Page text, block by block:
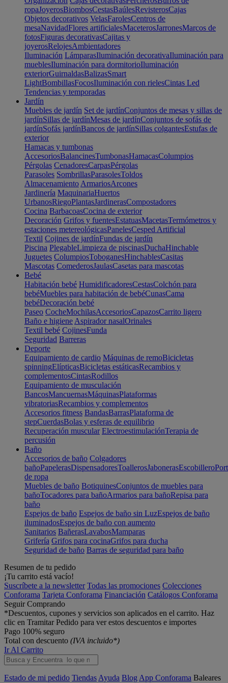
ropaJoyerosBiombosCestasBaúlesRevisterosCajas
Objetos decorativos VelasFarolesCentros de
mesaNavidadFlores artificialesMaceterosJarronesMarcos de
fotosFiguras decorativasCajitas y
joyerosRelojesAmbientadores
Iluminación LámparasIluminación decorativaIluminación para
mueblesIluminación para dormitorioIluminación
exteriorGuirnaldasBalizasSmart
LightBombillasFocosIluminación con rielesCintas Led
Tendencias y temporadas
Jardín
Muebles de jardín Set de jardínConjuntos de mesas y sillas de
jardínSillas de jardínMesas de jardínConjuntos de sofás de
jardínSofás jardínBancos de jardínSillas colgantesEstufas de
exterior
Hamacas y tumbonas
AccesoriosBalancinesTumbonasHamacasColumpios
Pérgolas CenadoresCarpasPérgolas
Parasoles SombrillasParasolesToldos
Almacenamiento ArmariosArcones
Jardinería MaquinariaHuertos
UrbanosRiegoPlantasJardinerasCompostadores
Cocina BarbacoasCocina de exterior
Decoración Grifos y fuentesEstatuasMacetasTermómetros y
estaciones metereológicasPanelesCesped Artificial
Textil Cojines de jardínFundas de jardín
Piscina PlegableLimpieza de piscinasDuchaHinchable
Juguetes ColumpiosToboganesHinchablesCasitas
Mascotas ComederosJaulasCasetas para mascotas
Bebé
Habitación bebé HumidificadoresCestasColchón para
bebéMuebles para habitación de bebéCunasCama
bebéDecoración bebé
Paseo CocheMochilasAccesoriosCapazosCarrito ligero
Baño e higiene Aspirador nasalOrinales
Textil bebé CojinesFunda
Seguridad Barreras
Deporte
Equipamiento de cardio Máquinas de remoBicicletas
spinningElípticasBicicletas estáticasRecambios y
complementosCintasRodillos
Equipamiento de musculación
BancosMancuernasMáquinasPlataformas
vibratoriasRecambios y complementos
Accesorios fitness BandasBarrasPlataforma de
stepCuerdasBolas y esferas de equilibrio
Recuperación muscular ElectroestimulaciónTerapia de
percusión
Baño
Accesorios de baño Colgadores
bañoPapelerasDispensadoresToallerosJabonerasEscobillero
de ropa
Muebles de baño BotiquinesConjuntos de muebles para
bañoTocadores para bañoArmarios para bañoRepisa para
baño
Espejos de baño Espejos de baño sin LuzEspejos de baño
iluminadosEspejos de baño con aumento
Sanitarios BañerasLavabosMamparas
Grifería Grifos para cocinaGrifos para ducha
Seguridad de baño Barras de seguridad para baño
Resumen de tu pedido
¡Tu carrito está vacío!
Suscríbete a la newsletter Todas las promociones Colecciones
Conforama Tarjeta Conforama Financiación Catálogos Conforama
Seguir Comprando
*Descuentos, cupones y servicios son aplicados en el carrito. Haz
clic en Tramitar Pedido para ver estos descuentos e importes
Pago 100% seguro
Total con descuento (IVA incluido*)
Ir Al Carrito
Estado de mi pedido Tiendas Ayuda Blog App Conforama Baleares